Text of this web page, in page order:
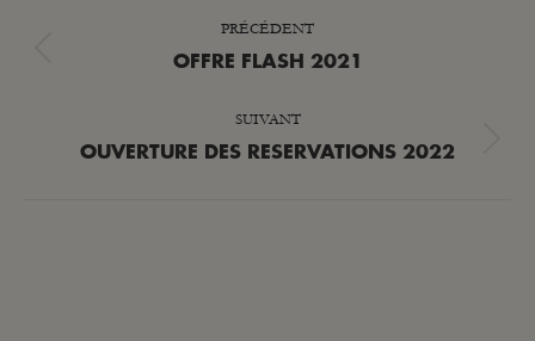
PRÉCÉDENT
Article
:
OFFRE FLASH 2021
SUIVANT
Article
OUVERTURE DES RESERVATIONS 2022